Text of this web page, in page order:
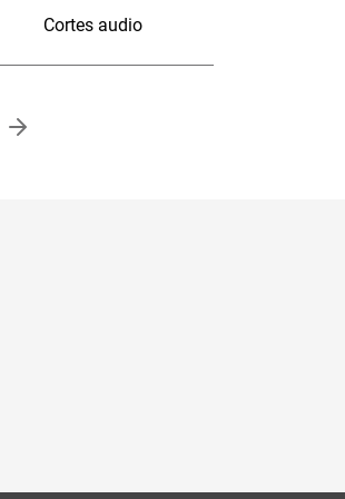
Cortes audio